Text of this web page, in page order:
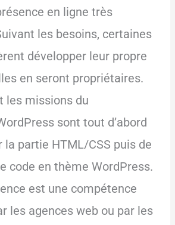
en ligne très
les besoins, certaines
développer leur propre
en seront propriétaires.
les missions du
sont tout d’abord
la partie HTML/CSS puis de
code en thème WordPress.
est une compétence
les agences web ou par les